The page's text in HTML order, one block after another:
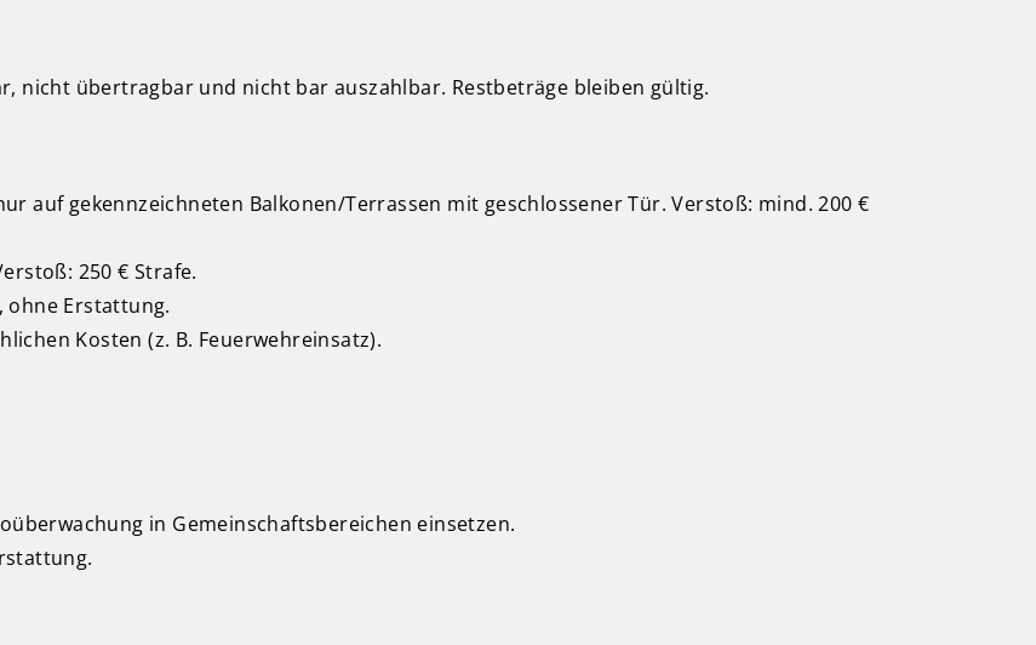
nicht übertragbar und nicht bar auszahlbar. Restbeträge bleiben gültig.
auf gekennzeichneten Balkonen/Terrassen mit geschlossener Tür. Verstoß: mind. 200 €
250 € Strafe.
ohne Erstattung.
Kosten (z. B. Feuerwehreinsatz).
in Gemeinschaftsbereichen einsetzen.